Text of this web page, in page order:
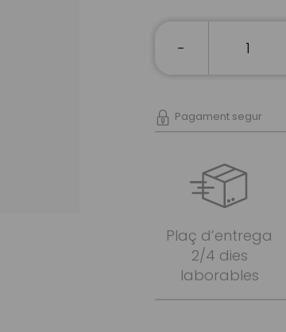
-
Pagament segur
Plaç d’entrega
2/4 dies
laborables